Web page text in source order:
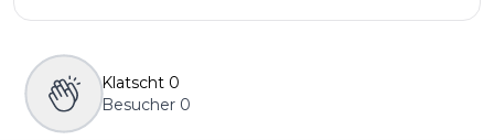
Klatscht 0
Besucher 0